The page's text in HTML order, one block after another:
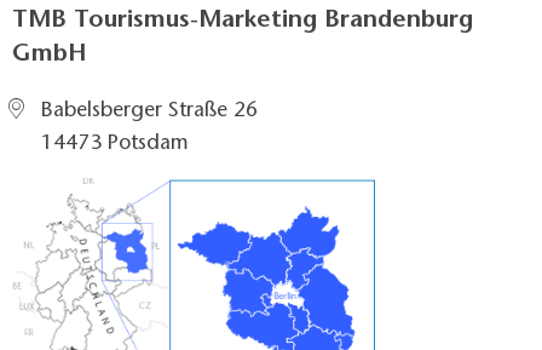
TMB Tourismus-Marketing Brandenburg
GmbH
Babelsberger Straße 26
14473 Potsdam